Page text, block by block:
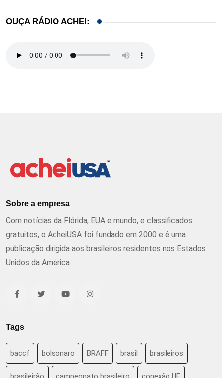
OUÇA RÁDIO ACHEI:
Sobre a empresa
Com notícias da Flórida, EUA e mundo, e classificados
gratuitos, o AcheiUSA foi fundado em 2000 e é uma
publicação dirigida aos brasileiros residentes nos Estados
Unidos da América
Tags
baccf bolsonaro BRAFF brasil brasileiros
brasileirão campeonato brasileiro conexão UF